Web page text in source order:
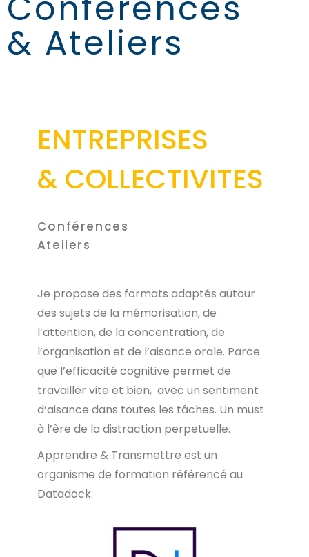
& Ateliers
ENTREPRISES
& COLLECTIVITES
Conférences
Ateliers
Je propose des formats adaptés autour
des sujets de la mémorisation, de
l’attention, de la concentration, de
l’organisation et de l’aisance orale. Parce
que l’efficacité cognitive permet de
travailler vite et bien, avec un sentiment
d’aisance dans toutes les tâches. Un must
à l’ère de la distraction perpetuelle.
Apprendre & Transmettre est un
organisme de formation référencé au
Datadock.